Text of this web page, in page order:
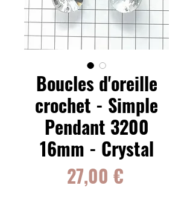
Boucles d'oreille
crochet - Simple
Pendant 3200
16mm - Crystal
27,00 €Prix